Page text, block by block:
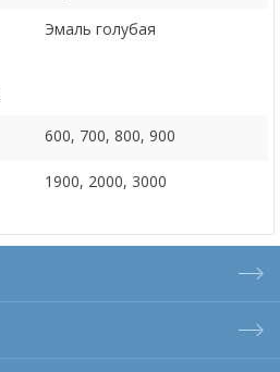
Эмаль голубая
600, 700, 800, 900
1900, 2000, 3000